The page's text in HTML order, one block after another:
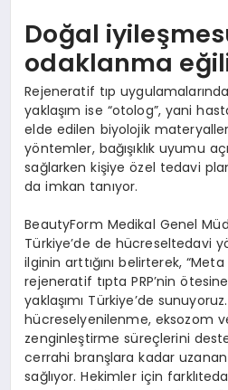
Doğal
odaklanma
Rejeneratif tıp
yaklaşım ise “otolog”, yani
elde edilen biyolojik
yöntemler, bağışıklık uyumu
sağlarken kişiye özel tedavi
da imkan tanıyor.
BeautyForm Medikal Genel
Türkiye’de de hücreseltedavi
ilginin arttığını belirterek,
rejeneratif tıpta PRP’nin
yaklaşımı Türkiye’de
hücreselyenilenme, eksozom
zenginleştirme süreçlerini
cerrahi branşlara kadar uzanan
sağlıyor. Hekimler için